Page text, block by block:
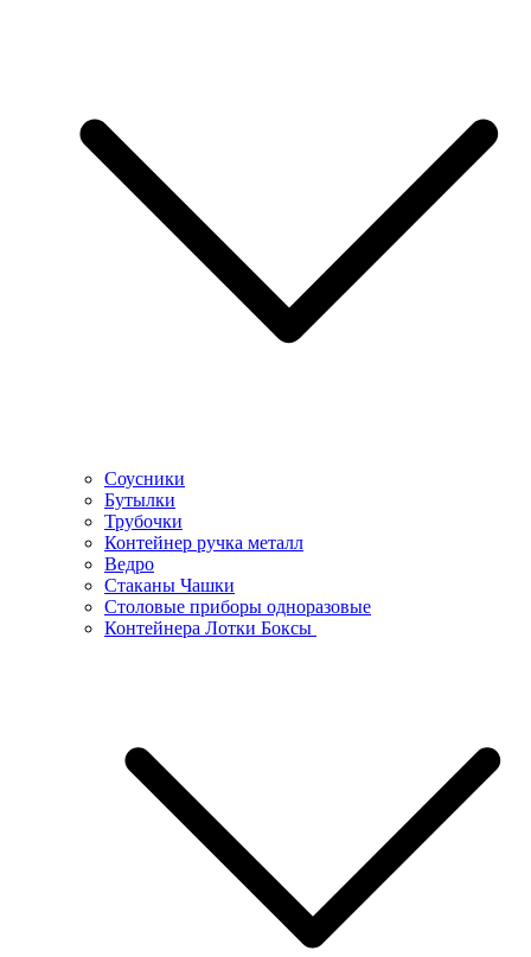
Соусники
Бутылки
Трубочки
Контейнер ручка металл
Ведро
Стаканы Чашки
Столовые приборы одноразовые
Контейнера Лотки Боксы